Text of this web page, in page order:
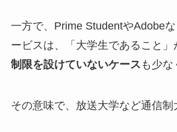
一方で、Prime StudentやAdobe
ービスは、「大学生であること」
制限を設けていないケース も少な
その意味で、放送大学など通信制